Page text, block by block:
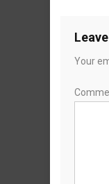
Your